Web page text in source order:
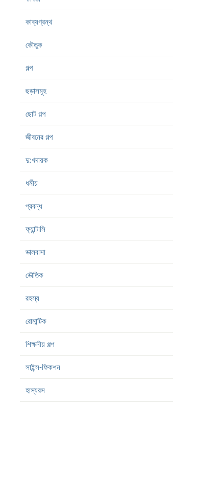
কাব্যগ্রন্থ
কৌতুক
গল্প
ছড়াসমূহ
ছোট গল্প
জীবনের গল্প
দু:খদায়ক
ধর্মীয়
প্রবন্ধ
ফ্যান্টাসি
ভালবাসা
ভৌতিক
রহস্য
রোমান্টিক
শিক্ষনীয় গল্প
সাইন্স-ফিকশন
হাস্যরস